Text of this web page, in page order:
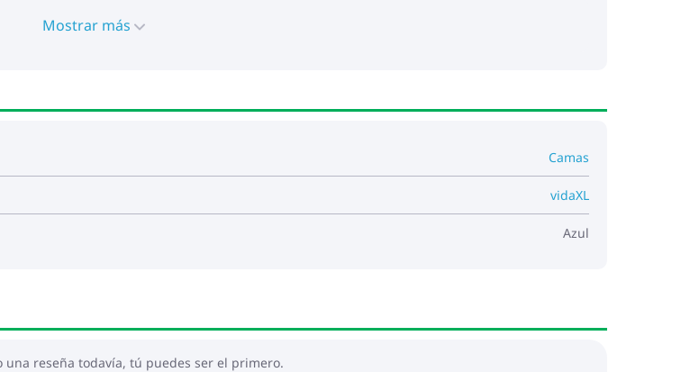
USB certificada de 5 V no está incluida. El alto voltaje puede causar
el riesgo potencial de sobrecalentamiento e incendio.
Mostrar más
Camas
vidaXL
Azul
una reseña todavía, tú puedes ser el primero.